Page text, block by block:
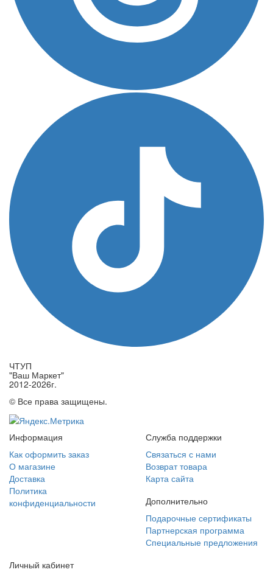
ЧТУП
"Ваш Маркет"
2012-2026г.
© Все права защищены.
Информация
Как оформить заказ
О магазине
Доставка
Политика
конфиденциальности
Служба поддержки
Связаться с нами
Возврат товара
Карта сайта
Дополнительно
Подарочные сертификаты
Партнерская программа
Специальные предложения
Личный кабинет